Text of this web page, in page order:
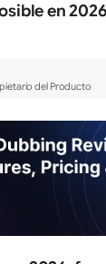
en 2026
del Producto